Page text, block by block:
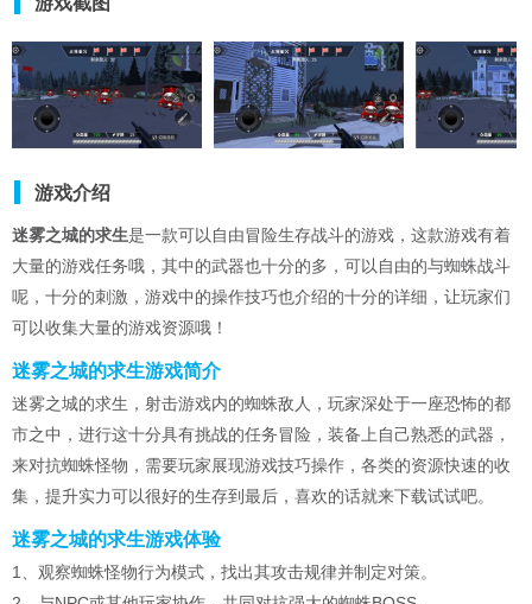
游戏介绍
迷雾之城的求生是一款可以自由冒险生存战斗的游戏，这款游戏有着
大量的游戏任务哦，其中的武器也十分的多，可以自由的与蜘蛛战斗
呢，十分的刺激，游戏中的操作技巧也介绍的十分的详细，让玩家们
可以收集大量的游戏资源哦！
迷雾之城的求生游戏简介
迷雾之城的求生，射击游戏内的蜘蛛敌人，玩家深处于一座恐怖的都
市之中，进行这十分具有挑战的任务冒险，装备上自己熟悉的武器，
来对抗蜘蛛怪物，需要玩家展现游戏技巧操作，各类的资源快速的收
集，提升实力可以很好的生存到最后，喜欢的话就来下载试试吧。
迷雾之城的求生游戏体验
1、观察蜘蛛怪物行为模式，找出其攻击规律并制定对策。